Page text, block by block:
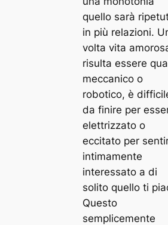
quello sarà
in più relazioni.
volta vita
risulta essere
meccanico o
robotico, è
da finire per
elettrizzato o
eccitato per
intimamente
interessato a di
solito quello ti
Questo
semplicemente